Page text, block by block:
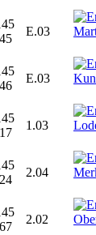
E.03
E.03
1.03
2.04
2.02